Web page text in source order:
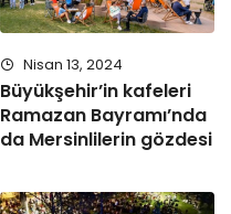
Nisan 13, 2024
Büyükşehir’in kafeleri
Ramazan Bayramı’nda
da Mersinlilerin gözdesi